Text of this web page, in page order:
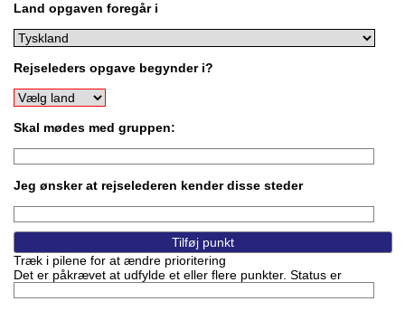
Land opgaven foregår i
Rejseleders opgave begynder i?
Skal mødes med gruppen:
Jeg ønsker at rejselederen kender disse steder
Træk i pilene for at ændre prioritering
Det er påkrævet at udfylde et eller flere punkter. Status er